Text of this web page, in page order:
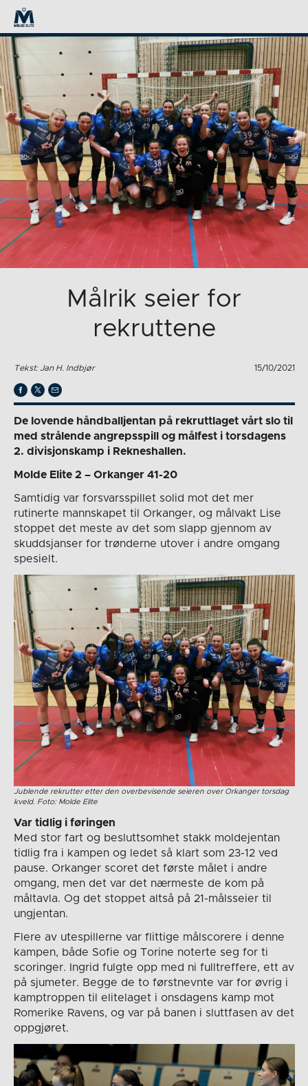
Målrik seier for
rekruttene
Tekst: Jan H. Indbjør 15/10/2021
De lovende håndballjentan på rekruttlaget vårt slo til
med strålende angrepsspill og målfest i torsdagens
2. divisjonskamp i Rekneshallen.
Molde Elite 2 – Orkanger 41-20
Samtidig var forsvarsspillet solid mot det mer
rutinerte mannskapet til Orkanger, og målvakt Lise
stoppet det meste av det som slapp gjennom av
skuddsjanser for trønderne utover i andre omgang
spesielt.
Jublende rekrutter etter den overbevisende seieren over Orkanger torsdag
kveld. Foto: Molde Elite
Var tidlig i føringen
Med stor fart og besluttsomhet stakk moldejentan
tidlig fra i kampen og ledet så klart som 23-12 ved
pause. Orkanger scoret det første målet i andre
omgang, men det var det nærmeste de kom på
måltavla. Og det stoppet altså på 21-målsseier til
ungjentan.
Flere av utespillerne var flittige målscorere i denne
kampen, både Sofie og Torine noterte seg for ti
scoringer. Ingrid fulgte opp med ni fulltreffere, ett av
på sjumeter. Begge de to førstnevnte var for øvrig i
kamptroppen til elitelaget i onsdagens kamp mot
Romerike Ravens, og var på banen i sluttfasen av det
oppgjøret.